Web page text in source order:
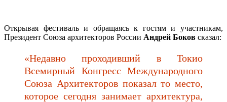
Открывая фестиваль и обращаясь к гостям и участникам,
Президент Союза архитекторов России Андрей Боков сказал:
«Недавно проходивший в Токио
Всемирный Конгресс Международного
Союза Архитекторов показал то место,
которое сегодня занимает архитектура,